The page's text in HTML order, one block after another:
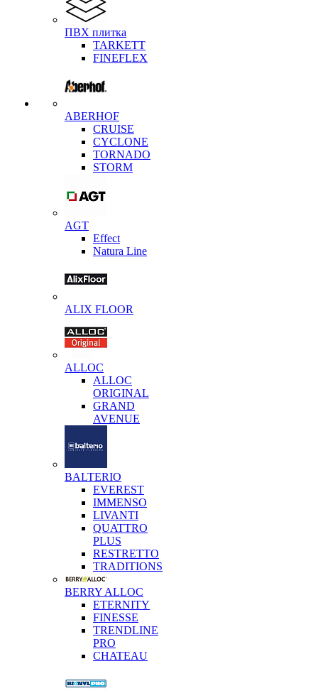
ПВХ плитка
TARKETT
FINEFLEX
ABERHOF
CRUISE
CYCLONE
TORNADO
STORM
AGT
Effect
Natura Line
ALIX FLOOR
ALLOC
ALLOC
ORIGINAL
GRAND
AVENUE
BALTERIO
EVEREST
IMMENSO
LIVANTI
QUATTRO
PLUS
RESTRETTO
TRADITIONS
BERRY ALLOC
ETERNITY
FINESSE
TRENDLINE
PRO
CHATEAU